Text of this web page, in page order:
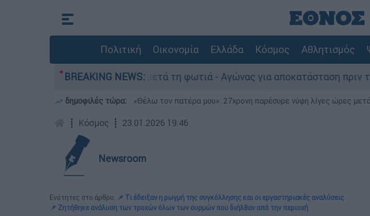
Πολιτική Οικονομία Ελλάδα Κόσμος Αθλητισμός
BREAKING NEWS:
Γερμανό μετά τη φωτιά - Αγώνας για αποκατάσταση πριν τις βροχές
δημοφιλές τώρα: «Θέλω τον πατέρα μου»: 27χρονη παρέσυρε νύφη λίγες ώρες
┋ Κόσμος ┋ 23.01.2026 19:46
Newsroom
Ενότητες στο άρθρο: 📌 Τι έδειξαν η ρωγμή της συγκόλλησης και οι εργαστηριακές αναλύσεις
📌 Ζητήθηκε ανάλυση των τροχών όλων των συρμών που διήλθαν από την περιοχή